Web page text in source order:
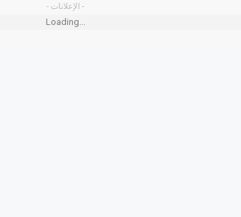
- الإعلانات -
Loading...